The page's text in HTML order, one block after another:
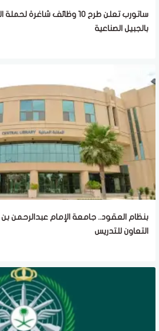
ساتورب تعلن طرح 10 وظائف
بالجبيل الصناعية
بنظام العقود.. جامعة الإمام عبدالرحمن
التعاون للتدريس